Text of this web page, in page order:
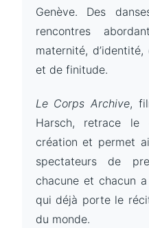
Genève. Des
rencontres
maternité,
et de finitude.
Le Corps Archive,
Harsch, retrace le
création et permet
spectateurs de
chacune et chacun
qui déjà porte le
du monde.